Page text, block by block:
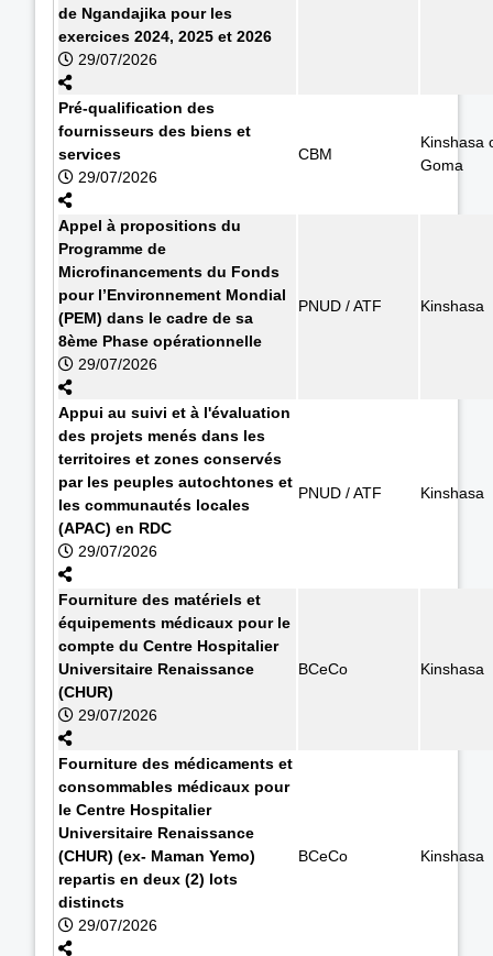
de Ngandajika pour les
exercices 2024, 2025 et 2026
29/07/2026
Pré-qualification des
fournisseurs des biens et
services
29/07/2026
CBM
Kinshasa
Goma
Appel à propositions du
Programme de
Microfinancements du Fonds
pour l’Environnement Mondial
(PEM) dans le cadre de sa
8ème Phase opérationnelle
29/07/2026
PNUD / ATF Kinshasa
Appui au suivi et à l'évaluation
des projets menés dans les
territoires et zones conservés
par les peuples autochtones et
les communautés locales
(APAC) en RDC
29/07/2026
PNUD / ATF Kinshasa
Fourniture des matériels et
équipements médicaux pour le
compte du Centre Hospitalier
Universitaire Renaissance
(CHUR)
29/07/2026
BCeCo Kinshasa
Fourniture des médicaments et
consommables médicaux pour
le Centre Hospitalier
Universitaire Renaissance
(CHUR) (ex- Maman Yemo)
repartis en deux (2) lots
distincts
29/07/2026
BCeCo Kinshasa